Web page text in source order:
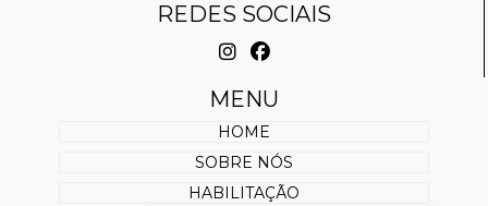
REDES SOCIAIS
MENU
HOME
SOBRE NÓS
HABILITAÇÃO